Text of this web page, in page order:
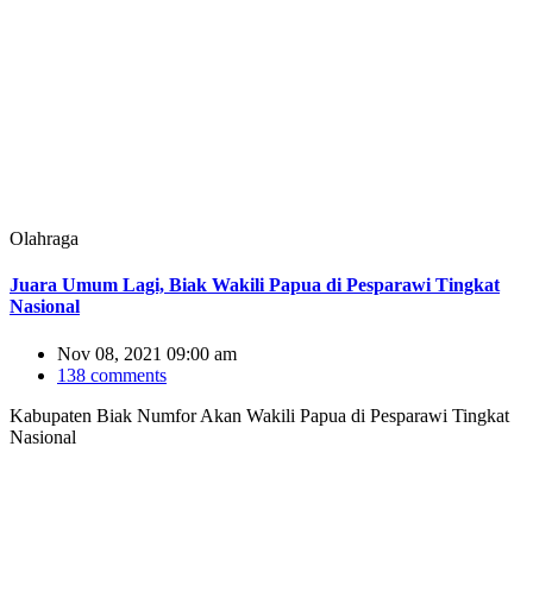
Olahraga
Juara Umum Lagi, Biak Wakili Papua di Pesparawi Tingkat
Nasional
Nov 08, 2021 09:00 am
138 comments
Kabupaten Biak Numfor Akan Wakili Papua di Pesparawi Tingkat
Nasional